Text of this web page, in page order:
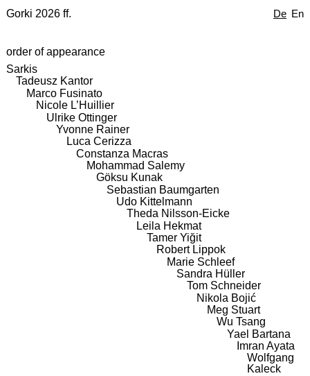
De En
Gorki 2026 ff.
order of appearance
Sarkis
Tadeusz Kantor
Marco Fusinato
Nicole L’Huillier
Ulrike Ottinger
Yvonne Rainer
Luca Cerizza
Constanza Macras
Mohammad Salemy
Göksu Kunak
Sebastian Baumgarten
Udo Kittelmann
Theda Nilsson-Eicke
Leila Hekmat
Tamer Yiğit
Robert Lippok
Marie Schleef
Sandra Hüller
Tom Schneider
Nikola Bojić
Meg Stuart
Wu Tsang
Yael Bartana
Imran Ayata
Wolfgang
Kaleck